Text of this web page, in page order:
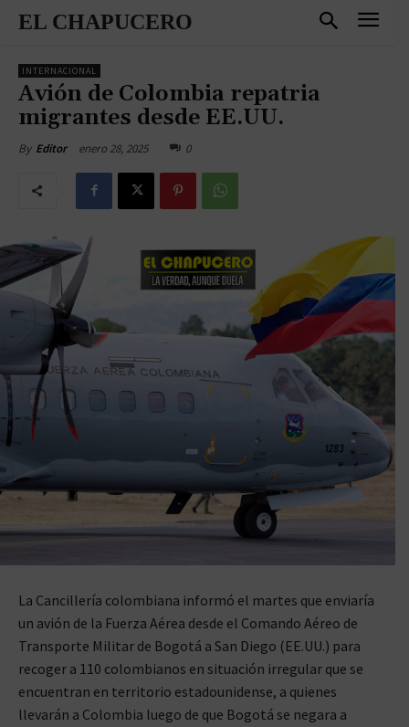
EL CHAPUCERO
INTERNACIONAL
Avión de Colombia repatria
migrantes desde EE.UU.
By Editor enero 28, 2025 0
La Cancillería colombiana informó el martes que enviaría
un avión de la Fuerza Aérea desde el Comando Aéreo de
Transporte Militar de Bogotá a San Diego (EE.UU.) para
recoger a 110 colombianos en situación irregular que se
encuentran en territorio estadounidense, a quienes
llevarán a Colombia luego de que Bogotá se negara a